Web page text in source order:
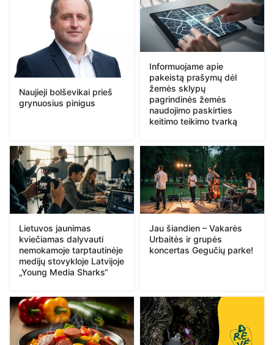
Naujieji bolševikai prieš
grynuosius pinigus
Informuojame apie
pakeistą prašymų dėl
žemės sklypų
pagrindinės žemės
naudojimo paskirties
keitimo teikimo tvarką
Lietuvos jaunimas
kviečiamas dalyvauti
nemokamoje tarptautinėje
medijų stovykloje Latvijoje
„Young Media Sharks“
Jau šiandien – Vakarės
Urbaitės ir grupės
koncertas Gegučių parke!